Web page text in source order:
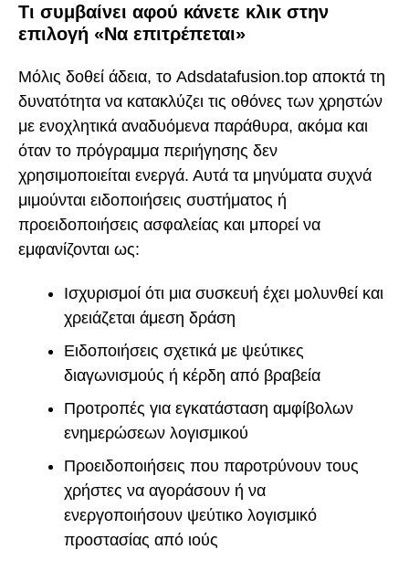
Τι συμβαίνει αφού κάνετε κλικ στην
επιλογή «Να επιτρέπεται»
Μόλις δοθεί άδεια, το Adsdatafusion.top αποκτά τη
δυνατότητα να κατακλύζει τις οθόνες των χρηστών
με ενοχλητικά αναδυόμενα παράθυρα, ακόμα και
όταν το πρόγραμμα περιήγησης δεν
χρησιμοποιείται ενεργά. Αυτά τα μηνύματα συχνά
μιμούνται ειδοποιήσεις συστήματος ή
προειδοποιήσεις ασφαλείας και μπορεί να
εμφανίζονται ως:
Ισχυρισμοί ότι μια συσκευή έχει μολυνθεί και
χρειάζεται άμεση δράση
Ειδοποιήσεις σχετικά με ψεύτικες
διαγωνισμούς ή κέρδη από βραβεία
Προτροπές για εγκατάσταση αμφίβολων
ενημερώσεων λογισμικού
Προειδοποιήσεις που παροτρύνουν τους
χρήστες να αγοράσουν ή να
ενεργοποιήσουν ψεύτικο λογισμικό
προστασίας από ιούς